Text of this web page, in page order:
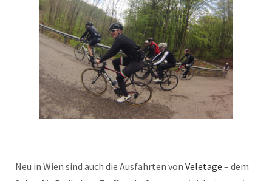
Neu in Wien sind auch die Ausfahrten von Veletage – dem